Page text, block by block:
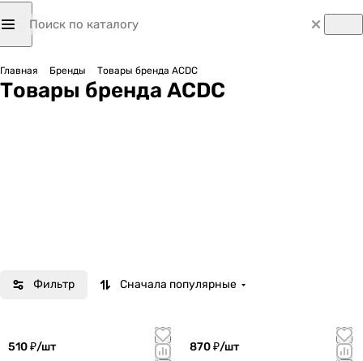
Главная Бренды Товары бренда ACDC
Товары бренда ACDC
Фильтр Сначала популярные
510 ₽/шт
870 ₽/шт